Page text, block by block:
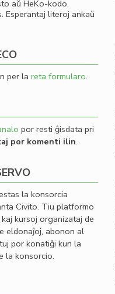
aŭ HeKo-kodo.
Esperantaj literoj ankaŭ
per la reta formularo.
por resti ĝisdata pri
por komenti ilin.
la konsorcia
Civito. Tiu platformo
kursoj organizataj de
eldonaĵoj, abonon al
por konatiĝi kun la
la konsorcio.